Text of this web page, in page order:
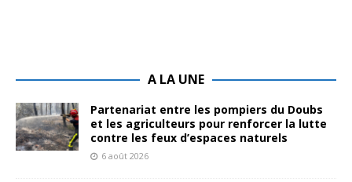
A LA UNE
Partenariat entre les pompiers du Doubs
et les agriculteurs pour renforcer la lutte
contre les feux d’espaces naturels
6 août 2026